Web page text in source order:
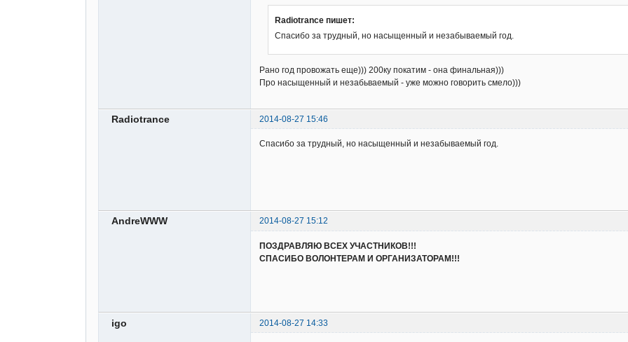
Radiotrance пишет:
Спасибо за трудный, но насыщенный и незабываемый год.
Рано год провожать еще))) 200ку покатим - она финальная)))
Про насыщенный и незабьваемый - уже можно говорить смело)))
Radiotrance 2014-08-27 15:46
Спасибо за трудный, но насыщенный и незабываемый год.
AndreWWW 2014-08-27 15:12
ПОЗДРАВЛЯЮ ВСЕХ УЧАСТНИКОВ!!!
СПАСИБО ВОЛОНТЕРАМ И ОРГАНИЗАТОРАМ!!!
igo 2014-08-27 14:33